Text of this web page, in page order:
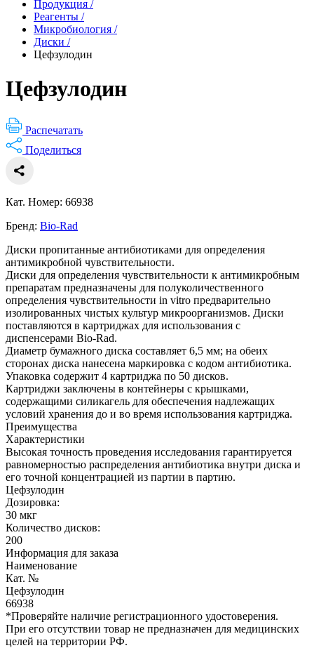
Продукция /
Реагенты /
Микробиология /
Диски /
Цефзулодин
Цефзулодин
Распечатать
Поделиться
Кат. Номер: 66938
Бренд: Bio-Rad
Диски пропитанные антибиотиками для определения
антимикробной чувствительности.
Диски для определения чувствительности к антимикробным
препаратам предназначены для полуколичественного
определения чувствительности in vitro предварительно
изолированных чистых культур микроорганизмов. Диски
поставляются в картриджах для использования с
диспенсерами Bio-Rad.
Диаметр бумажного диска составляет 6,5 мм; на обеих
сторонах диска нанесена маркировка с кодом антибиотика.
Упаковка содержит 4 картриджа по 50 дисков.
Картриджи заключены в контейнеры с крышками,
содержащими силикагель для обеспечения надлежащих
условий хранения до и во время использования картриджа.
Преимущества
Характеристики
Высокая точность проведения исследования гарантируется
равномерностью распределения антибиотика внутри диска и
его точной концентрацией из партии в партию.
Цефзулодин
Дозировка:
30 мкг
Количество дисков:
200
Информация для заказа
Наименование
Кат. №
Цефзулодин
66938
*Проверяйте наличие регистрационного удостоверения.
При его отсутствии товар не предназначен для медицинских
целей на территории РФ.